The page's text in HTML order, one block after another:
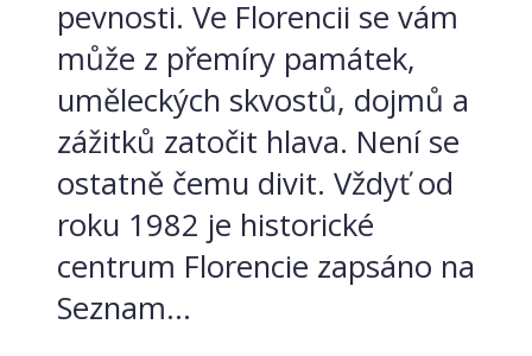
pevnosti. Ve Florencii se vám
může z přemíry památek,
uměleckých skvostů, dojmů a
zážitků zatočit hlava. Není se
ostatně čemu divit. Vždyť od
roku 1982 je historické
centrum Florencie zapsáno na
Seznam...